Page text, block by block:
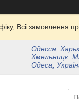
Всі замовлення
Одесса,
Хмельницк,
Одеса,